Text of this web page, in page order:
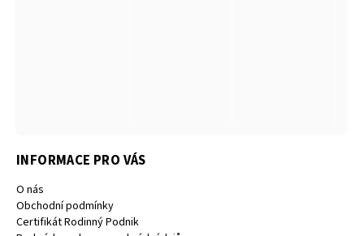
INFORMACE PRO VÁS
O nás
Obchodní podmínky
Certifikát Rodinný Podnik